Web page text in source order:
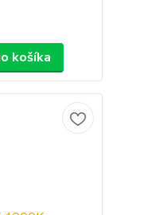
košíka